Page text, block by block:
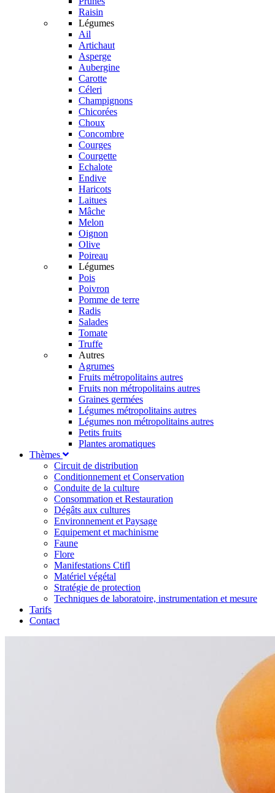
Raisin
Légumes
Ail
Artichaut
Asperge
Aubergine
Carotte
Céleri
Champignons
Chicorées
Choux
Concombre
Courges
Courgette
Echalote
Endive
Haricots
Laitues
Mâche
Melon
Oignon
Olive
Poireau
Légumes
Pois
Poivron
Pomme de terre
Radis
Salades
Tomate
Truffe
Autres
Agrumes
Fruits métropolitains autres
Fruits non métropolitains autres
Graines germées
Légumes métropolitains autres
Légumes non métropolitains autres
Petits fruits
Plantes aromatiques
Thèmes
Circuit de distribution
Conditionnement et Conservation
Conduite de la culture
Consommation et Restauration
Dégâts aux cultures
Environnement et Paysage
Equipement et machinisme
Faune
Flore
Manifestations Ctifl
Matériel végétal
Stratégie de protection
Techniques de laboratoire, instrumentation et mesure
Tarifs
Contact